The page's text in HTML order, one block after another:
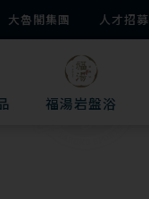
大魯閣集團 人才招募
福湯岩盤浴